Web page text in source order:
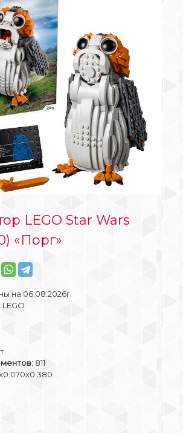
LEGO Star Wars
«Порг»
на 06.08.2026г.
LEGO
811